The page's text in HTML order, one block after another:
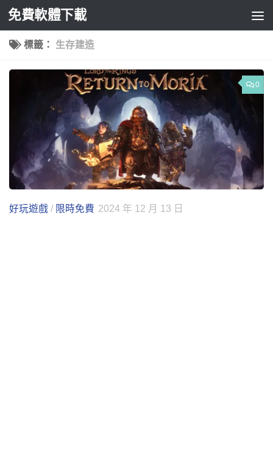
Skip to content
免費軟體下載
標籤： 生存建造
0
好玩遊戲 / 限時免費 2024 年 12 月 13 日